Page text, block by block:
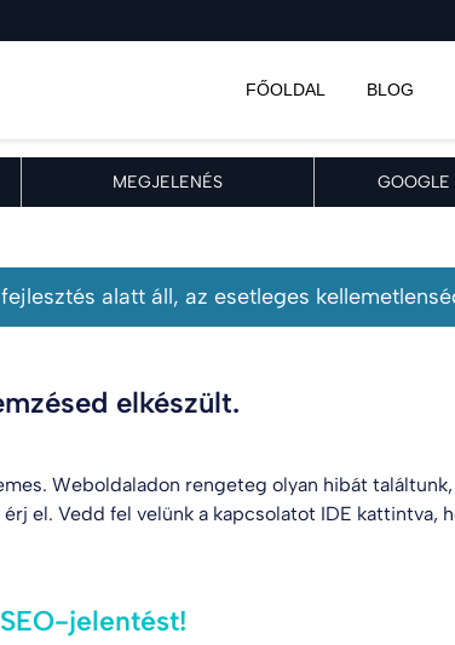
FŐOLDAL BLOG
MEGJELENÉS GOOGLE
alatt áll, az esetleges
elkészült.
Weboldaladon rengeteg olyan hibát
el. Vedd fel velünk a kapcsolatot IDE kattintva,
jelentést!